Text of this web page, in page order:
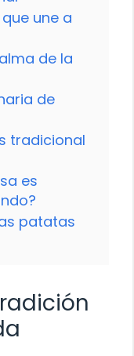
une a
de la
de
tradicional
es
patatas